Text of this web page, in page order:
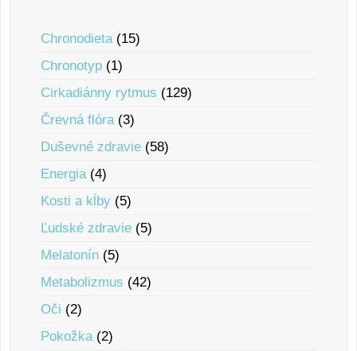
Chronodieta (15)
Chronotyp (1)
Cirkadiánny rytmus (129)
Črevná flóra (3)
Duševné zdravie (58)
Energia (4)
Kosti a kĺby (5)
Ľudské zdravie (5)
Melatonín (5)
Metabolizmus (42)
Oči (2)
Pokožka (2)